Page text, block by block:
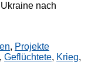
nach
, Projekte
, Geflüchtete, Krieg,